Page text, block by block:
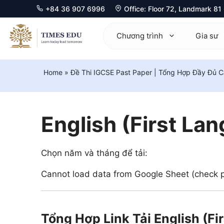
+84 36 907 6996 Office: Floor 72, Landmark 81
Chuyển
đến
nội
dung
Chương trình
Chemistry 0620
Gia sư
Home »Đề Thi IGCSE Past Paper | Tổng Hợp Đầy Đủ
English (First
Chọn năm và tháng để tải:
Cannot load data from Google Sheet (check
Tổng Hợp Link Tải English